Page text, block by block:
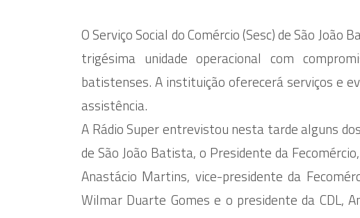
O Serviço Social do Comércio (Sesc) de São
trigésima unidade operacional com
batistenses. A instituição oferecerá serviços e
assistência.
A Rádio Super entrevistou nesta tarde alguns
de São João Batista, o Presidente da
Anastácio Martins, vice-presidente da
Wilmar Duarte Gomes e o presidente da CDL,